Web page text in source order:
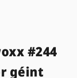
#244
géint